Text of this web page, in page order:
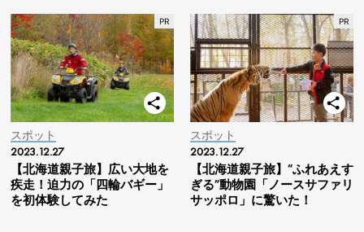
スポット
2023.12.27
【北海道親子旅】広い大地を
疾走！迫力の「四輪バギー」
を初体験してみた
スポット
2023.12.27
【北海道親子旅】“ふれあえす
ぎる”動物園「ノースサファリ
サッポロ」に驚いた！